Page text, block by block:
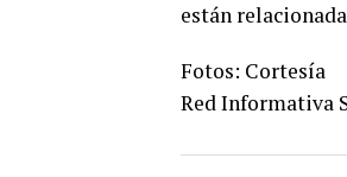
están
Fotos: Cortesía
Red Informativa